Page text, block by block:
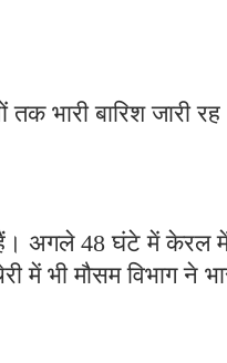
भारी बारिश जारी रह
हैं। अगले 48 घंटे में केरल
भी मौसम विभाग ने